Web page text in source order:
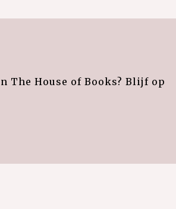
The House of Books? Blijf op